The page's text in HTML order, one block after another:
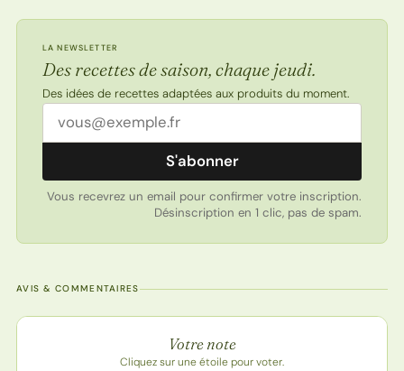
LA NEWSLETTER
Des recettes de saison, chaque jeudi.
Des idées de recettes adaptées aux produits du moment.
Adresse email
S'abonner
Vous recevrez un email pour confirmer votre inscription.
Désinscription en 1 clic, pas de spam.
AVIS & COMMENTAIRES
Note de la recette
Votre note
Cliquez sur une étoile pour voter.